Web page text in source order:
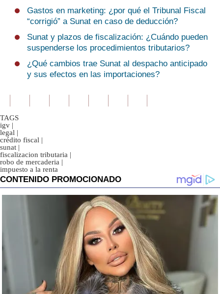
Gastos en marketing: ¿por qué el Tribunal Fiscal
“corrigió” a Sunat en caso de deducción?
Sunat y plazos de fiscalización: ¿Cuándo pueden
suspenderse los procedimientos tributarios?
¿Qué cambios trae Sunat al despacho anticipado
y sus efectos en las importaciones?
TAGS
igv |
legal |
crédito fiscal |
sunat |
fiscalizacion tributaria |
robo de mercaderia |
impuesto a la renta